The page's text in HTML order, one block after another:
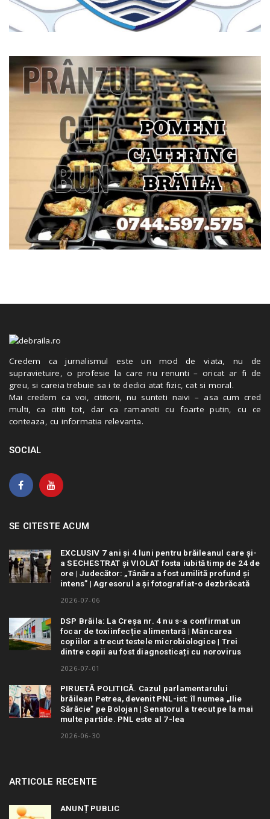
Credem ca jurnalismul este un mod de viata, nu de
supravietuire, o profesie la care nu renunti – oricat ar fi de
greu, si careia trebuie sa i te dedici atat fizic, cat si moral.
Mai credem ca voi, cititorii, nu sunteti naivi – asa cum cred
multi, ca cititi tot, dar ca ramaneti cu foarte putin, cu ce
conteaza, cu informatia relevanta.
SOCIAL
SE CITESTE ACUM
EXCLUSIV 7 ani și 4 luni pentru brăileanul care și-
a SECHESTRAT și VIOLAT fosta iubită timp de 24 de
ore | Judecător: „Tânăra a fost umilită profund și
intens” | Agresorul a și fotografiat-o dezbrăcată
2026-07-06
DSP Brăila: La Creșa nr. 4 nu s-a confirmat un
focar de toxiinfecție alimentară | Mâncarea
copiilor a trecut testele microbiologice | Trei
dintre copii au fost diagnosticați cu norovirus
2026-07-01
PIRUETĂ POLITICĂ. Cazul parlamentarului
brăilean Petrea, devenit PNL-ist: îl numea „Ilie
Sărăcie” pe Bolojan | Senatorul a trecut pe la mai
multe partide. PNL este al 7-lea
2026-06-30
ARTICOLE RECENTE
ANUNȚ PUBLIC